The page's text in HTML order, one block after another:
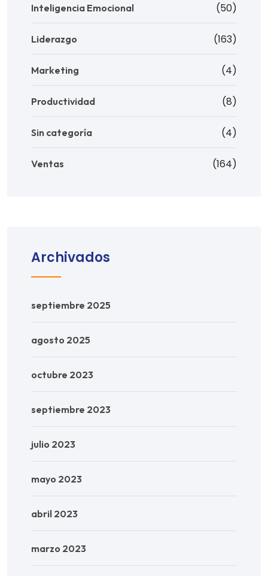
Inteligencia Emocional (50)
Liderazgo (163)
Marketing (4)
Productividad (8)
Sin categoría (4)
Ventas (164)
Archivados
septiembre 2025
agosto 2025
octubre 2023
septiembre 2023
julio 2023
mayo 2023
abril 2023
marzo 2023